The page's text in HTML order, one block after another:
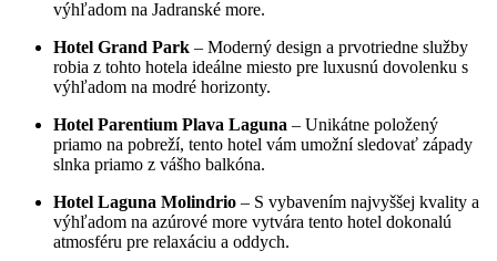
⁤výhľadom na‍ Jadranské‌ more.
Hotel ⁢Grand Park – Moderný design a prvotriedne služby‍
robia z tohto hotela ideálne miesto pre luxusnú‌ dovolenku s
výhľadom na modré ‍horizonty.
Hotel Parentium Plava Laguna – Unikátne položený
priamo na pobreží, ​tento hotel vám ‌umožní⁤ sledovať západy
slnka priamo z vášho balkóna.
Hotel Laguna Molindrio ​– S vybavením najvyššej kvality a
výhľadom‍ na azúrové ​more vytvára tento hotel dokonalú
atmosféru pre relaxáciu ⁤a oddych.